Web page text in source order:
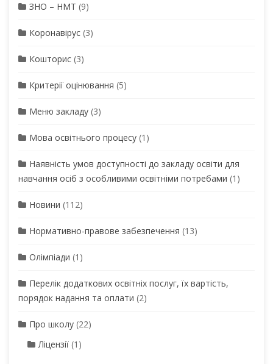
ЗНО – НМТ (9)
Коронавірус (3)
Кошторис (3)
Критерії оцінювання (5)
Меню закладу (3)
Мова освітнього процесу (1)
Наявність умов доступності до закладу освіти для
навчання осіб з особливими освітніми потребами (1)
Новини (112)
Нормативно-правове забезпечення (13)
Олімпіади (1)
Перелік додаткових освітніх послуг, їх вартість,
порядок надання та оплати (2)
Про школу (22)
Ліцензії (1)